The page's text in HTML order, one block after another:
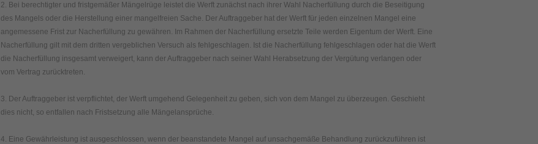
2. Bei berechtigter und fristgemäßer Mängelrüge leistet die Werft zunächst nach ihrer Wahl Nacherfüllung durch die Beseitigung
des Mangels oder die Herstellung einer mangelfreien Sache. Der Auftraggeber hat der Werft für jeden einzelnen Mangel eine
angemessene Frist zur Nacherfüllung zu gewähren. Im Rahmen der Nacherfüllung ersetzte Teile werden Eigentum der Werft. Eine
Nacherfüllung gilt mit dem dritten vergeblichen Versuch als fehlgeschlagen. Ist die Nacherfüllung fehlgeschlagen oder hat die Werft
die Nacherfüllung insgesamt verweigert, kann der Auftraggeber nach seiner Wahl Herabsetzung der Vergütung verlangen oder
vom Vertrag zurücktreten.
3. Der Auftraggeber ist verpflichtet, der Werft umgehend Gelegenheit zu geben, sich von dem Mangel zu überzeugen. Geschieht
dies nicht, so entfallen nach Fristsetzung alle Mängelansprüche.
4. Eine Gewährleistung ist ausgeschlossen, wenn der beanstandete Mangel auf unsachgemäße Behandlung zurückzuführen ist